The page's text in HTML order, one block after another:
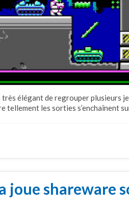
très élégant de regrouper plusieurs
tellement les sorties s’enchaînent
joue shareware